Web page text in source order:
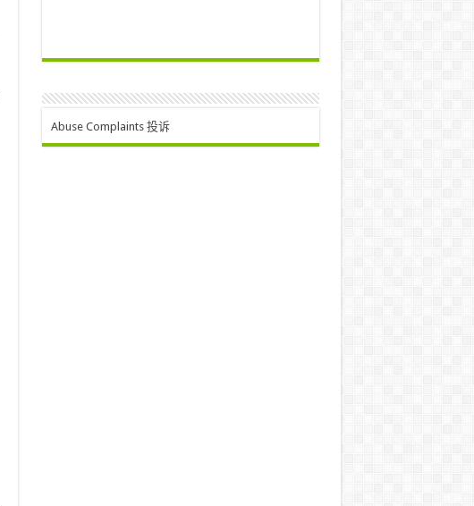
Abuse Complaints 投诉